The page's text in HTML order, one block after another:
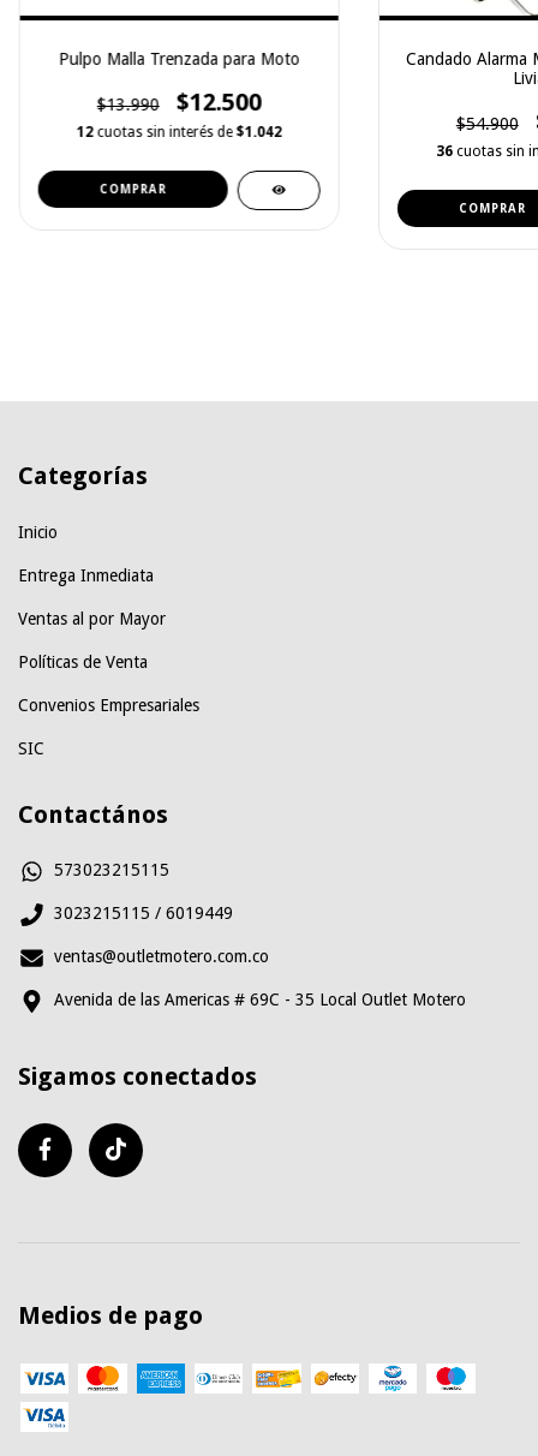
Pulpo Malla Trenzada para Moto
$13.990 $12.500
12cuotas sin interés de$1.042
COMPRAR
Candado Alarma
$54.900
36cuotas sin
COMPRAR
Categorías
Inicio
Entrega Inmediata
Ventas al por Mayor
Políticas de Venta
Convenios Empresariales
SIC
Contactános
573023215115
3023215115 / 6019449
ventas@outletmotero.com.co
Avenida de las Americas # 69C - 35 Local Outlet Motero
Sigamos conectados
Medios de pago